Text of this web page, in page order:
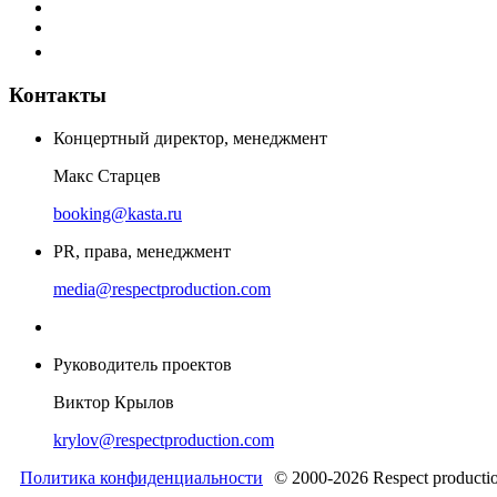
Контакты
Концертный директор, менеджмент
Макс Старцев
booking@kasta.ru
PR, права, менеджмент
media@respectproduction.com
Руководитель проектов
Виктор Крылов
krylov@respectproduction.com
Политика конфиденциальности
© 2000-2026 Respect